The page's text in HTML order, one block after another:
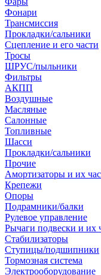
Фонари
Трансмиссия
Прокладки/сальники
Сцепление и его части
Тросы
ШРУС/пыльники
Фильтры
АКПП
Воздушные
Масляные
Салонные
Топливные
Шасси
Прокладки/сальники
Прочие
Амортизаторы и их
Крепежи
Опоры
Подрамники/балки
Рулевое управление
Рычаги подвески и их
Стабилизаторы
Ступицы/подшипники
Тормозная система
Электрооборудование